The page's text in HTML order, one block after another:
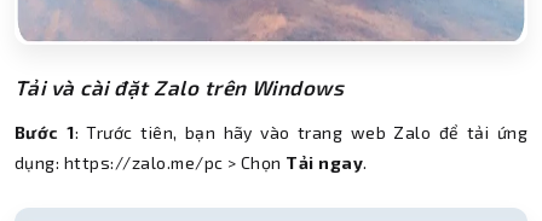
Tải và cài đặt Zalo trên Windows
Bước 1: Trước tiên, bạn hãy vào trang web Zalo để tải ứng
dụng: https://zalo.me/pc > Chọn Tải ngay.